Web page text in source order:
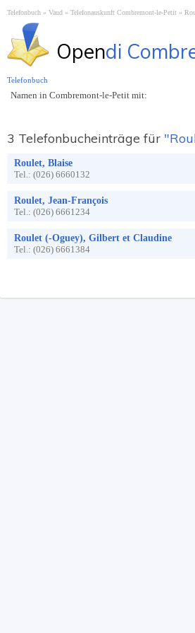
Telefonbuch Vaud Telefonauskunft Combremont-le-Petit
Opendi
Namen in Combremont-le-Petit mit:
3 Telefonbucheinträge für
Roulet, Blaise
Tel.: (026) 6660132
Roulet, Jean-François
Tel.: (026) 6661234
Roulet (-Oguey), Gilbert et Claudine
Tel.: (026) 6661384
Telefonbuch